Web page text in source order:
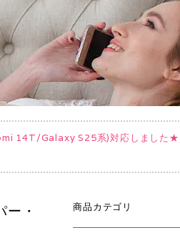
14T/Galaxy S25系)対応しました★
・ 商品カテゴリ